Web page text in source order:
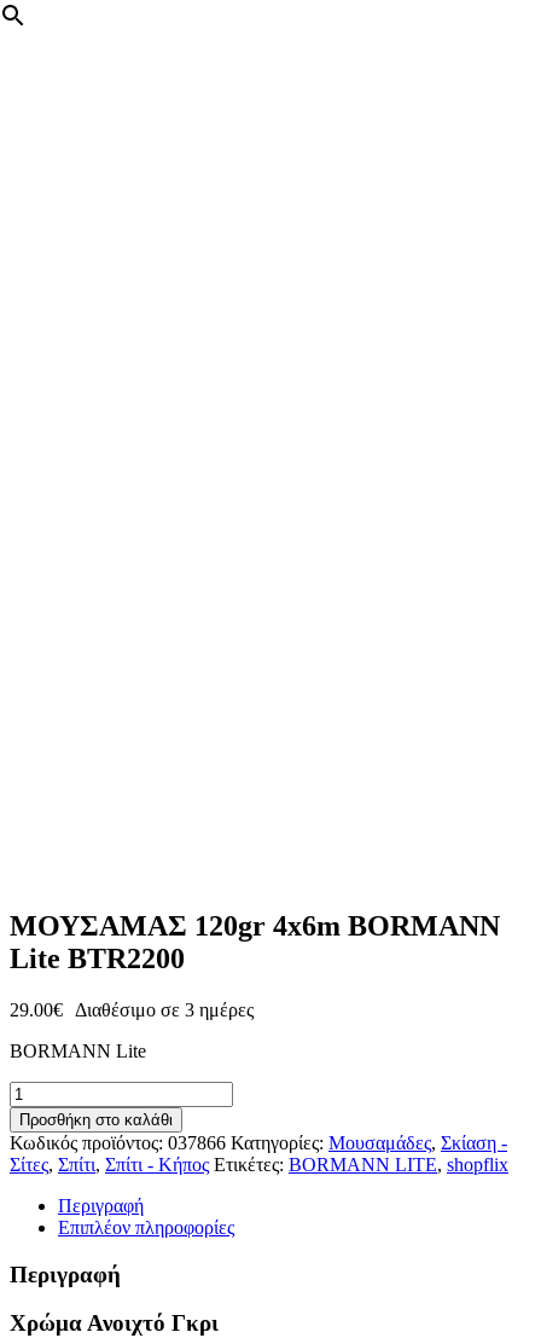
ΜΟΥΣΑΜΑΣ 120gr 4x6m BORMANN
Lite BTR2200
29.00€
Διαθέσιμο σε 3 ημέρες
BORMANN Lite
ΜΟΥΣΑΜΑΣ
120gr
4x6m
BORMANN
Lite
BTR2200
ποσότητα
Προσθήκη στο καλάθι
Κωδικός προϊόντος: 037866 Κατηγορίες: Μουσαμάδες, Σκίαση -
Σίτες, Σπίτι, Σπίτι - Κήπος Ετικέτες: BORMANN LITE, shopflix
Περιγραφή
Επιπλέον πληροφορίες
Περιγραφή
Χρώμα Ανοιχτό Γκρι